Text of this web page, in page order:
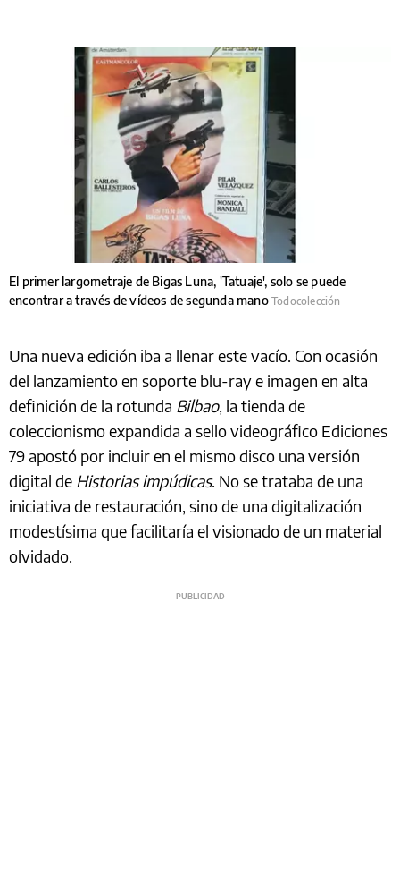
El primer largometraje de Bigas Luna, 'Tatuaje', solo se puede
encontrar a través de vídeos de segunda mano Todocolección
Una nueva edición iba a llenar este vacío. Con ocasión
del lanzamiento en soporte blu-ray e imagen en alta
definición de la rotunda Bilbao, la tienda de
coleccionismo expandida a sello videográfico Ediciones
79 apostó por incluir en el mismo disco una versión
digital de Historias impúdicas. No se trataba de una
iniciativa de restauración, sino de una digitalización
modestísima que facilitaría el visionado de un material
olvidado.